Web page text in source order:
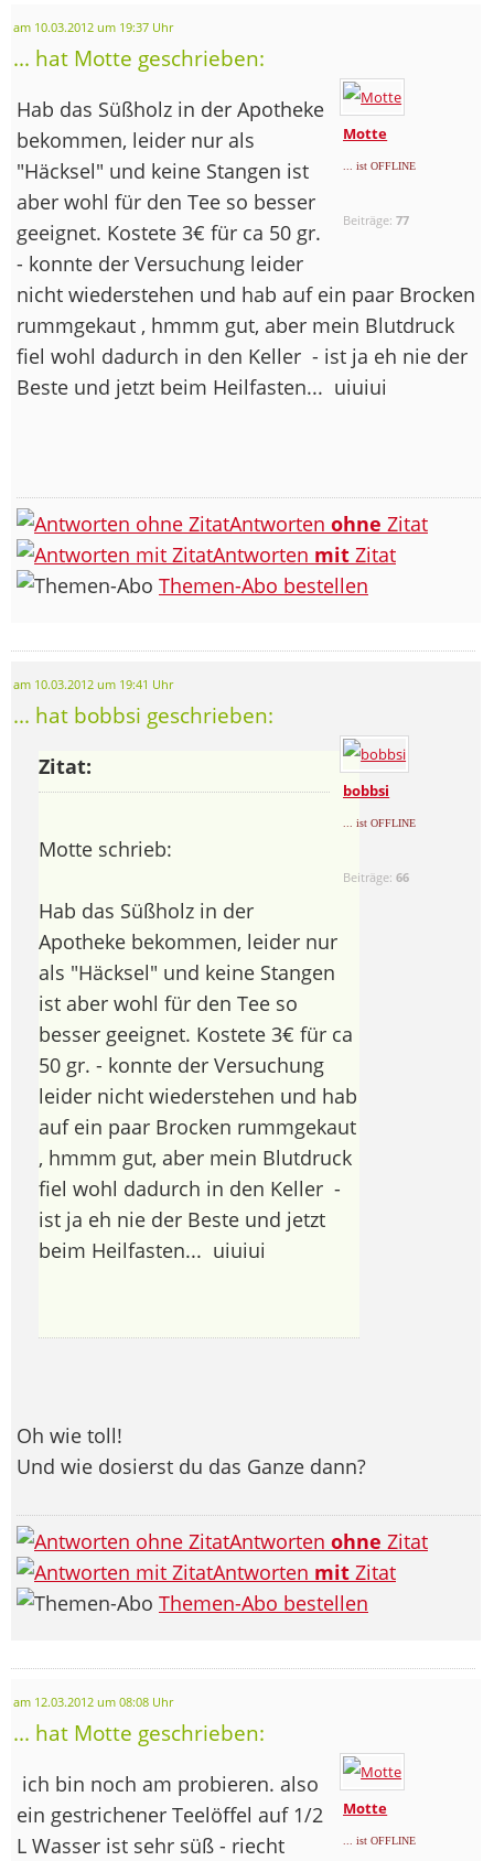
am 10.03.2012 um 19:37 Uhr
... hat Motte geschrieben:
Motte
... ist OFFLINE
Beiträge:77
Hab das Süßholz in der Apotheke
bekommen, leider nur als
"Häcksel" und keine Stangen ist
aber wohl für den Tee so besser
geeignet. Kostete 3€ für ca 50 gr.
- konnte der Versuchung leider
nicht wiederstehen und hab auf ein paar Brocken
rummgekaut , hmmm gut, aber mein Blutdruck
fiel wohl dadurch in den Keller - ist ja eh nie der
Beste und jetzt beim Heilfasten... uiuiui
Antworten ohne Zitat
Antworten mit Zitat
Themen-Abo bestellen
am 10.03.2012 um 19:41 Uhr
... hat bobbsi geschrieben:
bobbsi
... ist OFFLINE
Beiträge:66
Zitat:
Motte schrieb:
Hab das Süßholz in der
Apotheke bekommen, leider nur
als "Häcksel" und keine Stangen
ist aber wohl für den Tee so
besser geeignet. Kostete 3€ für ca
50 gr. - konnte der Versuchung
leider nicht wiederstehen und hab
auf ein paar Brocken rummgekaut
, hmmm gut, aber mein Blutdruck
fiel wohl dadurch in den Keller -
ist ja eh nie der Beste und jetzt
beim Heilfasten... uiuiui
Oh wie toll!
Und wie dosierst du das Ganze dann?
Antworten ohne Zitat
Antworten mit Zitat
Themen-Abo bestellen
am 12.03.2012 um 08:08 Uhr
... hat Motte geschrieben:
Motte
... ist OFFLINE
ich bin noch am probieren. also
ein gestrichener Teelöffel auf 1/2
L Wasser ist sehr süß - riecht